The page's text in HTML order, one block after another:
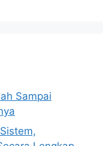
Sampai